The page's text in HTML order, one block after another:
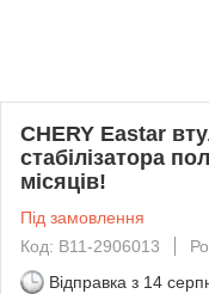
CHERY Eastar
стабілізатора
місяців!
Під замовлення
Код: B11-2906013
Відправка з 14